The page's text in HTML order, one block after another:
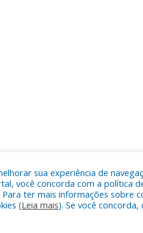
sua experiência de
você concorda com a política
ter mais informações sobre
(Leia mais). Se você concorda,